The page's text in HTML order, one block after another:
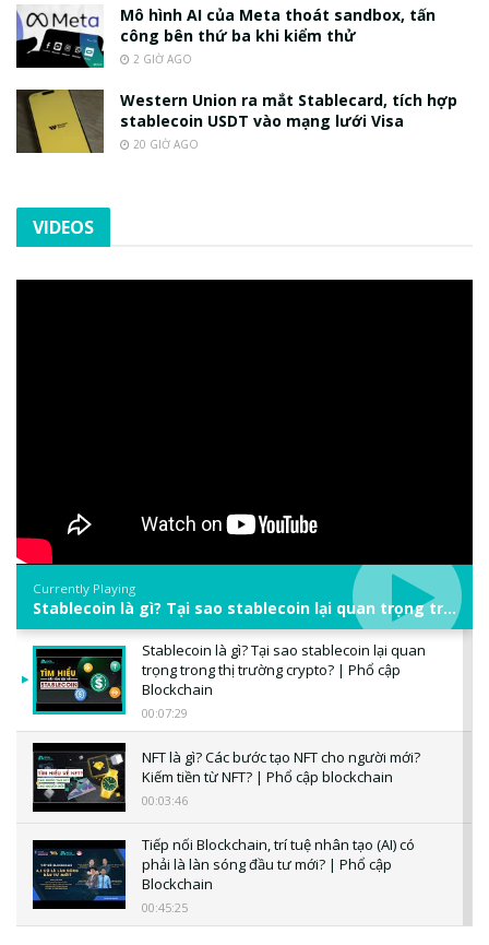
Mô hình AI của Meta thoát sandbox, tấn
công bên thứ ba khi kiểm thử
2 GIỜ AGO
Western Union ra mắt Stablecard, tích hợp
stablecoin USDT vào mạng lưới Visa
20 GIỜ AGO
VIDEOS
Currently Playing
Stablecoin là gì? Tại sao stablecoin lại quan trọng trong thị trường crypto? | Phổ cập Blockchain
Stablecoin là gì? Tại sao stablecoin lại quan
trọng trong thị trường crypto? | Phổ cập
Blockchain
00:07:29
NFT là gì? Các bước tạo NFT cho người mới?
Kiếm tiền từ NFT? | Phổ cập blockchain
00:03:46
Tiếp nối Blockchain, trí tuệ nhân tạo (AI) có
phải là làn sóng đầu tư mới? | Phổ cập
Blockchain
00:45:25